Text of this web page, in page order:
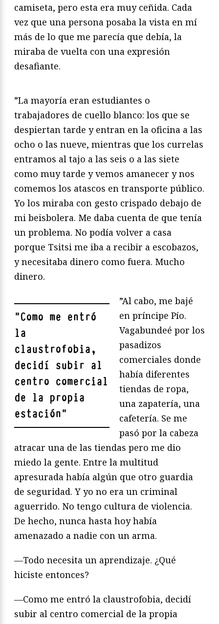
camiseta, pero esta era muy ceñida. Cada
vez que una persona posaba la vista en mí
más de lo que me parecía que debía, la
miraba de vuelta con una expresión
desafiante.
”La mayoría eran estudiantes o
trabajadores de cuello blanco: los que se
despiertan tarde y entran en la oficina a las
ocho o las nueve, mientras que los currelas
entramos al tajo a las seis o a las siete
como muy tarde y vemos amanecer y nos
comemos los atascos en transporte público.
Yo los miraba con gesto crispado debajo de
mi beisbolera. Me daba cuenta de que tenía
un problema. No podía volver a casa
porque Tsitsi me iba a recibir a escobazos,
y necesitaba dinero como fuera. Mucho
dinero.
"Como me entró
la
claustrofobia,
decidí subir al
centro comercial
de la propia
estación"
”Al cabo, me bajé
en príncipe Pío.
Vagabundeé por los
pasadizos
comerciales donde
había diferentes
tiendas de ropa,
una zapatería, una
cafetería. Se me
pasó por la cabeza
atracar una de las tiendas pero me dio
miedo la gente. Entre la multitud
apresurada había algún que otro guardia
de seguridad. Y yo no era un criminal
aguerrido. No tengo cultura de violencia.
De hecho, nunca hasta hoy había
amenazado a nadie con un arma.
—Todo necesita un aprendizaje. ¿Qué
hiciste entonces?
—Como me entró la claustrofobia, decidí
subir al centro comercial de la propia